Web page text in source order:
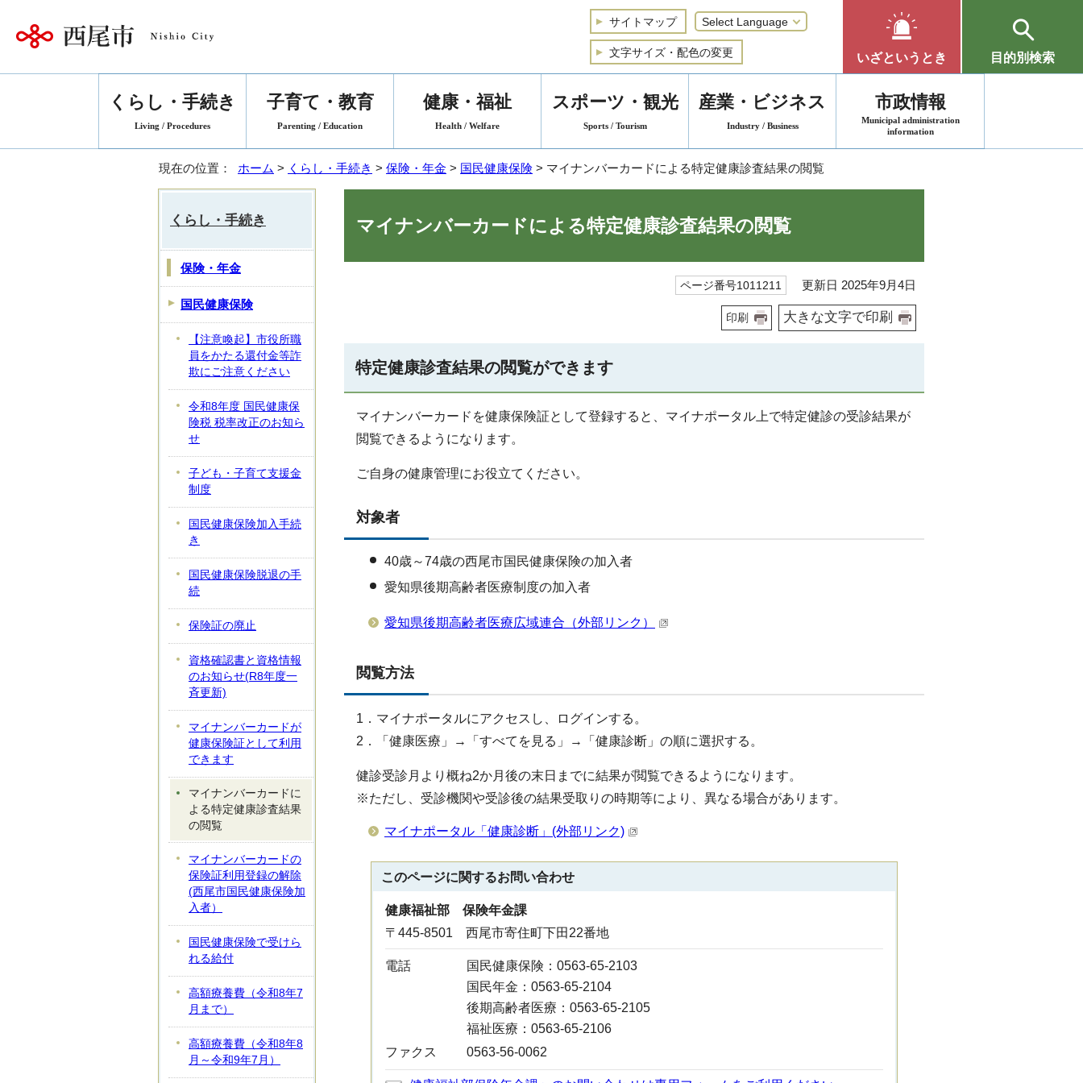
サイトマップ
文字サイズ・配色の変更 いざというとき 目的別検索
くらし・手続き
Living / Procedures
子育て・教育
Parenting / Education
健康・福祉
Health / Welfare
スポーツ・観光
Sports / Tourism
産業・ビジネス
Industry / Business
市政情報
Municipal administration
information
現在の位置： ホーム > くらし・手続き > 保険・年金 > 国民健康保険 > マイナンバーカードによる特定健康診査結果の閲覧
マイナンバーカードによる特定健康診査結果の閲覧
ページ番号1011211 更新日 2025年9月4日
印刷 大きな文字で印刷
特定健康診査結果の閲覧ができます
マイナンバーカードを健康保険証として登録すると、マイナポータル上で特定健診の受診結果が
閲覧できるようになります。
ご自身の健康管理にお役立てください。
対象者
40歳～74歳の西尾市国民健康保険の加入者
愛知県後期高齢者医療制度の加入者
愛知県後期高齢者医療広域連合（外部リンク）
閲覧方法
1．マイナポータルにアクセスし、ログインする。
2．「健康医療」→「すべてを見る」→「健康診断」の順に選択する。
健診受診月より概ね2か月後の末日までに結果が閲覧できるようになります。
※ただし、受診機関や受診後の結果受取りの時期等により、異なる場合があります。
マイナポータル「健康診断」(外部リンク)
このページに関するお問い合わせ
健康福祉部 保険年金課
〒445-8501 西尾市寄住町下田22番地
電話
国民健康保険：0563-65-2103
国民年金：0563-65-2104
後期高齢者医療：0563-65-2105
福祉医療：0563-65-2106
ファクス
0563-56-0062
くらし・手続き
保険・年金
国民健康保険
【注意喚起】市役所職
員をかたる還付金等詐
欺にご注意ください
令和8年度 国民健康保
険税 税率改正のお知ら
せ
子ども・子育て支援金
制度
国民健康保険加入手続
き
国民健康保険脱退の手
続
保険証の廃止
資格確認書と資格情報
のお知らせ(R8年度一
斉更新)
マイナンバーカードが
健康保険証として利用
できます
マイナンバーカードに
よる特定健康診査結果
の閲覧
マイナンバーカードの
保険証利用登録の解除
(西尾市国民健康保険加
入者）
国民健康保険で受けら
れる給付
高額療養費（令和8年7
月まで）
高額療養費（令和8年8
月～令和9年7月）